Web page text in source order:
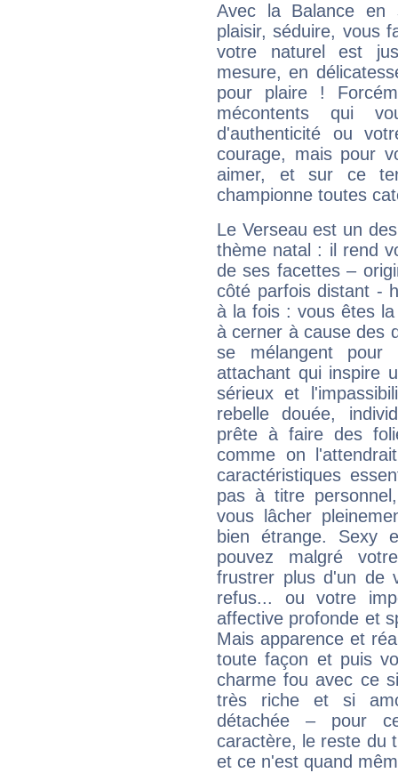
Avec la Balance en
plaisir, séduire, vous
votre naturel est
mesure, en
pour plaire !
mécontents qui
d'authenticité ou
courage, mais pour
aimer, et sur ce
championne toutes
Le Verseau est un
thème natal : il rend
de ses facettes –
côté parfois distant -
à la fois : vous êtes
à cerner à cause des
se mélangent
attachant qui inspire
sérieux et
rebelle douée,
prête à faire des
comme on
caractéristiques
pas à titre
vous lâcher
bien étrange. Sexy
pouvez malgré
frustrer plus d'un de
refus... ou votre
affective profonde et
Mais apparence et
toute façon et puis
charme fou avec ce
très riche et si
détachée – pour
caractère, le reste du
et ce n'est quand